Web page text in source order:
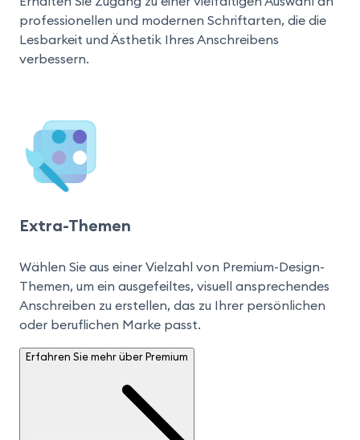
professionellen und modernen Schriftarten, die die
Lesbarkeit und Ästhetik Ihres Anschreibens
verbessern.
Extra-Themen
Wählen Sie aus einer Vielzahl von Premium-Design-
Themen, um ein ausgefeiltes, visuell ansprechendes
Anschreiben zu erstellen, das zu Ihrer persönlichen
oder beruflichen Marke passt.
Erfahren Sie mehr über Premium